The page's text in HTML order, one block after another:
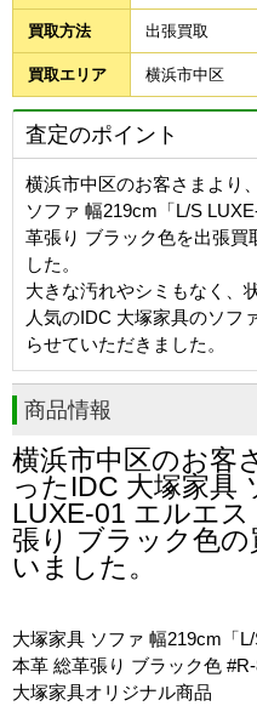
買取方法 出張買取
買取エリア 横浜市中区
査定のポイント
横浜市中区のお客さまより
ソファ 幅219cm「L/S
革張り ブラック色を出張買
した。
大きな汚れやシミもなく、
人気のIDC 大塚家具のソフ
らせていただきました。
商品情報
横浜市中区のお客
ったIDC 大塚家具
LUXE-01 エルエ
張り ブラック色
いました。
大塚家具 ソファ 幅219cm「
本革 総革張り ブラック色
大塚家具オリジナル商品